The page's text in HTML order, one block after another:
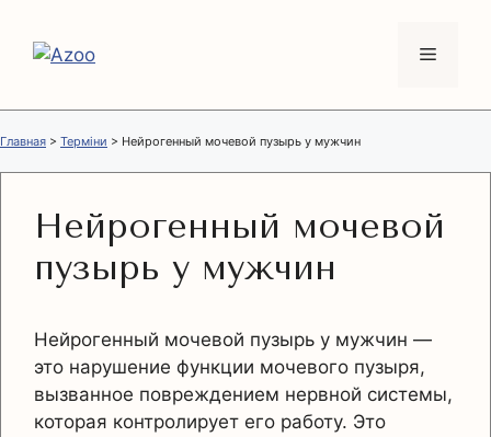
содержимому
Меню
Главная > Терміни > Нейрогенный мочевой пузырь у мужчин
Нейрогенный мочевой
пузырь у мужчин
Нейрогенный мочевой пузырь у мужчин —
это нарушение функции мочевого пузыря,
вызванное повреждением нервной системы,
которая контролирует его работу. Это